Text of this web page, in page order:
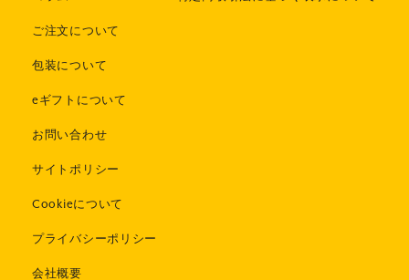
ご注文について
包装について
eギフトについて
お問い合わせ
サイトポリシー
Cookieについて
プライバシーポリシー
会社概要